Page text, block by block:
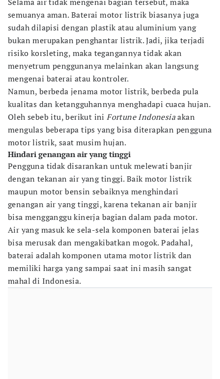
semuanya aman. Baterai motor listrik biasanya juga
sudah dilapisi dengan plastik atau aluminium yang
bukan merupakan penghantar listrik. Jadi, jika terjadi
risiko korsleting, maka tegangannya tidak akan
menyetrum penggunanya melainkan akan langsung
mengenai baterai atau kontroler.
Namun, berbeda jenama motor listrik, berbeda pula
kualitas dan ketangguhannya menghadapi cuaca hujan.
Oleh sebeb itu, berikut iniFortune Indonesiaakan
mengulas beberapa tips yang bisa diterapkan pengguna
motor listrik, saat musim hujan.
Hindari genangan air yang tinggi
Pengguna tidak disarankan untuk melewati banjir
dengan tekanan air yang tinggi. Baik motor listrik
maupun motor bensin sebaiknya menghindari
genangan air yang tinggi, karena tekanan air banjir
bisa mengganggu kinerja bagian dalam pada motor.
Air yang masuk ke sela-sela komponen baterai jelas
bisa merusak dan mengakibatkan mogok. Padahal,
baterai adalah komponen utama motor listrik dan
memiliki harga yang sampai saat ini masih sangat
mahal di Indonesia.